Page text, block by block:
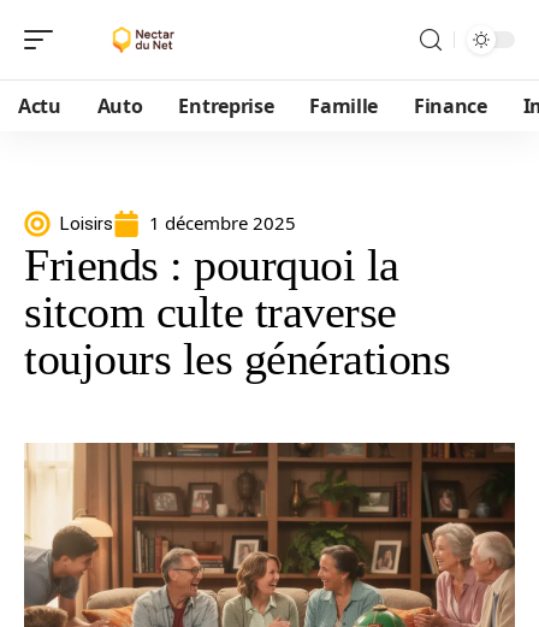
Actu Auto Entreprise Famille Finance
Loisirs 1 décembre 2025
Friends : pourquoi la
sitcom culte traverse
toujours les générations